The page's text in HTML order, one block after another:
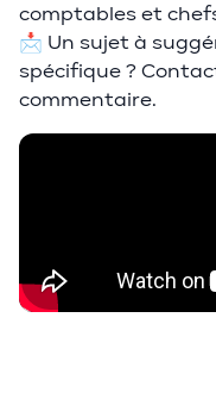
comptables et
📩 Un sujet à
spécifique ?
commentaire.